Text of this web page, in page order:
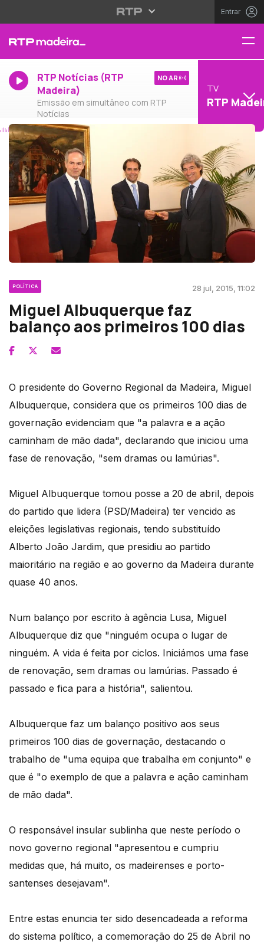
Entrar
RTP Notícias (RTP
Madeira)
Emissão em simultâneo com RTP
Notícias
NO AR
TV
RTP
POLÍTICA 28 jul, 2015, 11:02
Miguel Albuquerque faz
balanço aos primeiros 100 dias
O presidente do Governo Regional da Madeira, Miguel
Albuquerque, considera que os primeiros 100 dias de
governação evidenciam que "a palavra e a ação
caminham de mão dada", declarando que iniciou uma
fase de renovação, "sem dramas ou lamúrias".
Miguel Albuquerque tomou posse a 20 de abril, depois
do partido que lidera (PSD/Madeira) ter vencido as
eleições legislativas regionais, tendo substituído
Alberto João Jardim, que presidiu ao partido
maioritário na região e ao governo da Madeira durante
quase 40 anos.
Num balanço por escrito à agência Lusa, Miguel
Albuquerque diz que "ninguém ocupa o lugar de
ninguém. A vida é feita por ciclos. Iniciámos uma fase
de renovação, sem dramas ou lamúrias. Passado é
passado e fica para a história", salientou.
Albuquerque faz um balanço positivo aos seus
primeiros 100 dias de governação, destacando o
trabalho de "uma equipa que trabalha em conjunto" e
que é "o exemplo de que a palavra e ação caminham
de mão dada".
O responsável insular sublinha que neste período o
novo governo regional "apresentou e cumpriu
medidas que, há muito, os madeirenses e porto-
santenses desejavam".
Entre estas enuncia ter sido desencadeada a reforma
do sistema político, a comemoração do 25 de Abril no